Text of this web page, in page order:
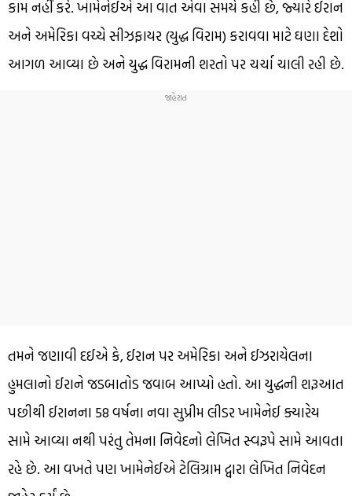
કામ નહીં કરે. ખામેનેઈએ આ વાત એવા સમયે કહી છે, જ્યારે ઈરાન
અને અમેરિકા વચ્ચે સીઝફાયર (યુદ્ધ વિરામ) કરાવવા માટે ઘણા દેશો
આગળ આવ્યા છે અને યુદ્ધ વિરામની શરતો પર ચર્ચા ચાલી રહી છે.
તમને જણાવી દઈએ કે, ઈરાન પર અમેરિકા અને ઈઝરાયેલના
હુમલાનો ઈરાને જડબાતોડ જવાબ આપ્યો હતો. આ યુદ્ધની શરૂઆત
પછીથી ઈરાનના 58 વર્ષના નવા સુપ્રીમ લીડર ખામેનેઈ ક્યારેય
સામે આવ્યા નથી પરંતુ તેમના નિવેદનો લેખિત સ્વરૂપે સામે આવતા
રહે છે. આ વખતે પણ ખામેનેઈએ ટેલિગ્રામ દ્વારા લેખિત નિવેદન